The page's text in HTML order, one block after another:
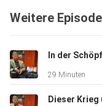
Dingen
Folge.
Weitere
29 Minuten